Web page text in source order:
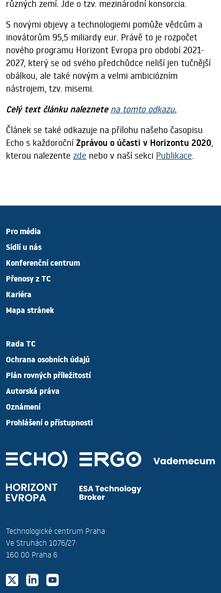
různých zemí. Jde o tzv. mezinárodní konsorcia.
S novými objevy a technologiemi pomůže vědcům a
inovátorům 95,5 miliardy eur. Právě to je rozpočet
nového programu Horizont Evropa pro období 2021-
2027, který se od svého předchůdce neliší jen tučnější
obálkou, ale také novým a velmi ambiciózním
nástrojem, tzv. misemi.
Celý text článku naleznete na tomto odkazu.
Článek se také odkazuje na přílohu našeho časopisu
Echo s každoroční Zprávou o účasti v Horizontu 2020,
kterou nalezente zde nebo v naší sekci Publikace.
Pro média
Sídlí u nás
Konferenční centrum
Přenosy z TC
Kariéra
Mapa stránek
Rada TC
Ochrana osobních údajů
Plán rovných příležitostí
Autorská práva
Oznámení
Prohlášení o přístupnosti
Technologické centrum Praha
Ve Struhách 1076/27
160 00 Praha 6